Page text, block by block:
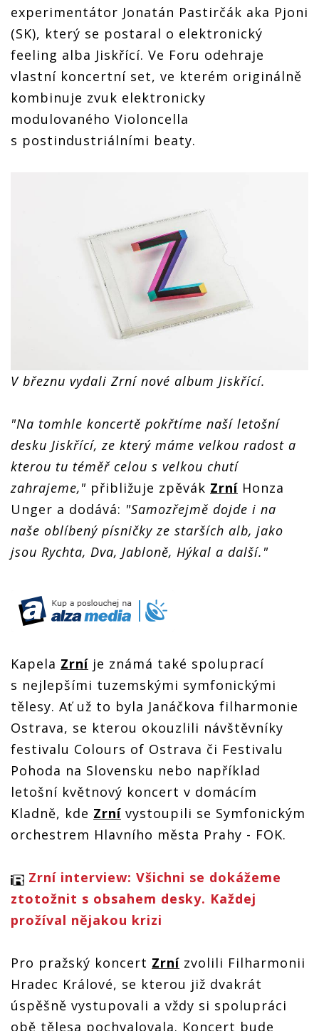
experimentátor Jonatán Pastirčák aka Pjoni
(SK), který se postaral o elektronický
feeling alba Jiskřící. Ve Foru odehraje
vlastní koncertní set, ve kterém originálně
kombinuje zvuk elektronicky
modulovaného Violoncella
s postindustriálními beaty.
V březnu vydali Zrní nové album Jiskřící.
"Na tomhle koncertě pokřtíme naší letošní
desku Jiskřící, ze který máme velkou radost a
kterou tu téměř celou s velkou chutí
zahrajeme," přibližuje zpěvák Zrní Honza
Unger a dodává: "Samozřejmě dojde i na
naše oblíbený písničky ze starších alb, jako
jsou Rychta, Dva, Jabloně, Hýkal a další."
Kapela Zrní je známá také spoluprací
s nejlepšími tuzemskými symfonickými
tělesy. Ať už to byla Janáčkova filharmonie
Ostrava, se kterou okouzlili návštěvníky
festivalu Colours of Ostrava či Festivalu
Pohoda na Slovensku nebo například
letošní květnový koncert v domácím
Kladně, kde Zrní vystoupili se Symfonickým
orchestrem Hlavního města Prahy - FOK.
Zrní interview: Všichni se dokážeme
ztotožnit s obsahem desky. Každej
prožíval nějakou krizi
Pro pražský koncert Zrní zvolili Filharmonii
Hradec Králové, se kterou již dvakrát
úspěšně vystupovali a vždy si spolupráci
obě tělesa pochvalovala. Koncert bude